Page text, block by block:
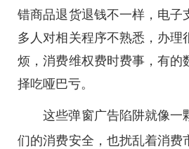
错商品退货退钱不一样，电子
多人对相关程序不熟悉，办理
烦，消费维权费时费事，有的
择吃哑巴亏。
这些弹窗广告陷阱就像一
们的消费安全，也扰乱着消费